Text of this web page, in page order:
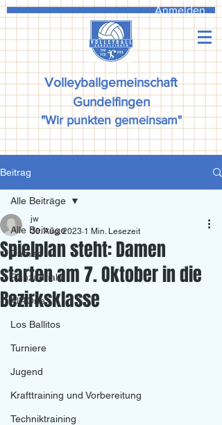
Anmelden
Volleyballgemeinschaft
Gundelfingen
"Wir punkten gemeinsam"
Beitrag
Alle Beiträge
Damen
Ranzadriala
All4One
Los Ballitos
Turniere
Jugend
Krafttraining und Vorbereitung
Techniktraining
Alle Beiträge
Spielplan steht: Damen
starten am 7. Oktober in die
Bezirksklasse
jw
30. Aug. 2023 1 Min. Lesezeit